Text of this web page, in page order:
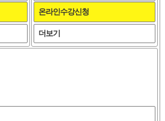
더보기
온라인수강신청